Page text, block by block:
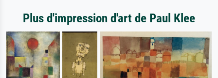
Plus d'impression d'art de Paul Klee